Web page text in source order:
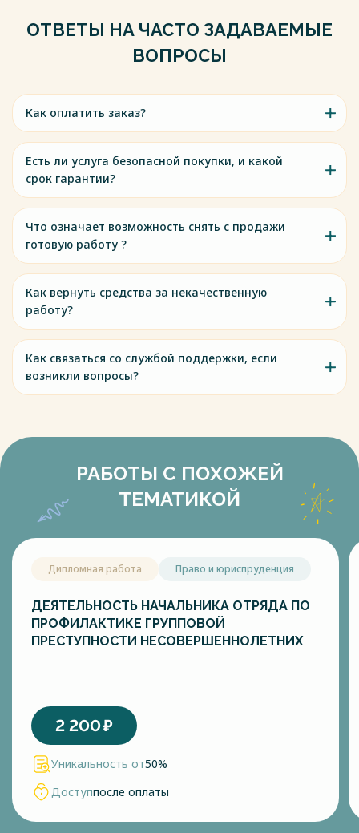
ОТВЕТЫ НА ЧАСТО ЗАДАВАЕМЫЕ
ВОПРОСЫ
Как оплатить заказ?
Есть ли услуга безопасной покупки, и какой
срок гарантии?
Что означает возможность снять с продажи
готовую работу ?
Как вернуть средства за некачественную
работу?
Как связаться со службой поддержки, если
возникли вопросы?
РАБОТЫ С ПОХОЖЕЙ
ТЕМАТИКОЙ
Дипломная работа Право и юриспруденция
ДЕЯТЕЛЬНОСТЬ НАЧАЛЬНИКА ОТРЯДА ПО
ПРОФИЛАКТИКЕ ГРУППОВОЙ
ПРЕСТУПНОСТИ НЕСОВЕРШЕННОЛЕТНИХ
2 200₽
Уникальность от50%
Доступпосле оплаты